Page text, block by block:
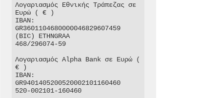
Λογαριασμός Εθνικής Τράπεζας σε
Ευρώ ( € )
IBAN:
GR3601104680000046829607459
(BIC) ETHNGRAA
468/296074-59
Λογαριασμός Alpha Bank σε Ευρώ (
€ )
IBAN:
GR9401405200520002101160460
520-002101-160460